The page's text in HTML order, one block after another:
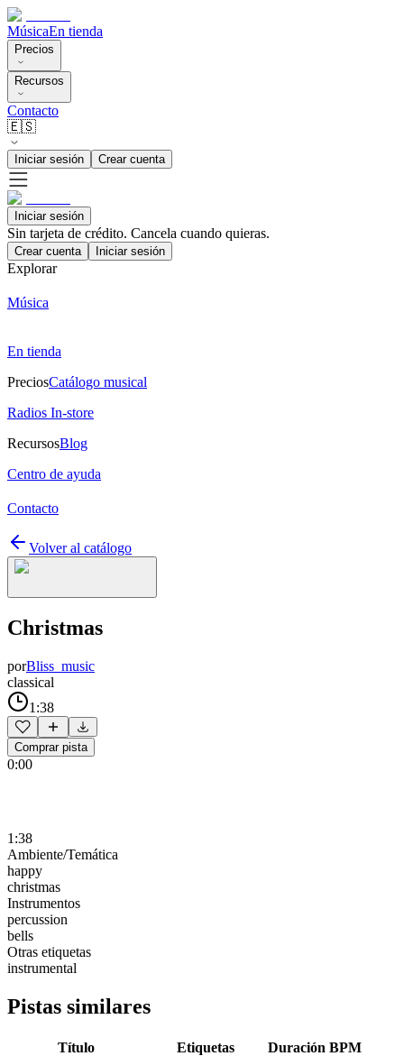
MúsicaEn tienda
Precios
Recursos
Contacto
🇪🇸
Iniciar sesión Crear cuenta
Iniciar sesión
Sin tarjeta de crédito. Cancela cuando quieras.
Crear cuenta Iniciar sesión
Explorar
Música
En tienda
PreciosCatálogo musical
Radios In-store
RecursosBlog
Centro de ayuda
Contacto
Volver al catálogo
Christmas
porBliss_music
classical
1:38
Comprar pista
0:00
1:38
Ambiente/Temática
happy
christmas
Instrumentos
percussion
bells
Otras etiquetas
instrumental
Pistas similares
Título Etiquetas Duración BPM